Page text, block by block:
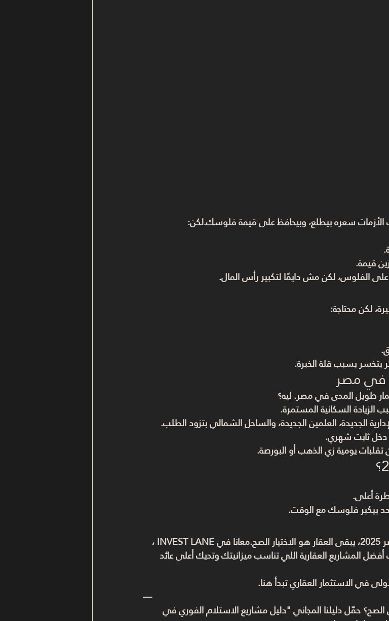
سعره بيطلع، وبيحافظ على قيمة فلوسك.لكن:
قيمة.
الفلوس، لكن مش دايمًا لتكبير رأس المال.
لكن محتاجة:
بتخسر بسبب قلة الخبرة.
في مصر
طويل المدى في مصر. ليه؟
الزيادة السكانية المستمرة.
الجديدة، العلمين الجديدة، والساحل الشمالي بتزود الطلب.
دخل ثابت شهري.
تقلبات يومية زي الذهب أو البورصة.
أعلى.
بيكبر فلوسك مع الوقت.
، يبقى العقار هو الاختيار الصح.معانا في INVEST LANE ،
المشاريع العقارية اللي تناسب ميزانيتك وتديك أعلى عائد
في الاستثمار العقاري تبدأ هنا.
—
الصح؟ حمّل دليلنا المجاني "دليل مشاريع الاستلام الفوري في